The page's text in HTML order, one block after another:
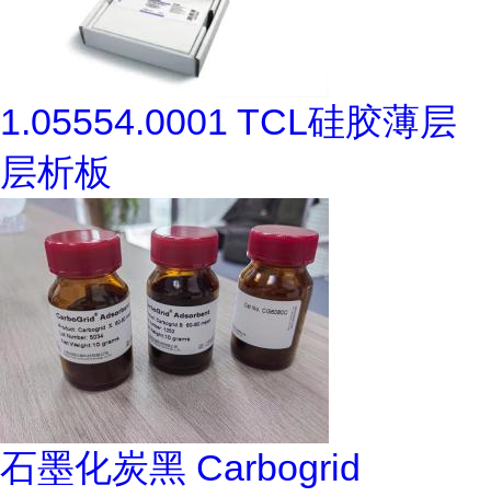
1.05554.0001 TCL硅胶薄层
层析板
石墨化炭黑 Carbogrid